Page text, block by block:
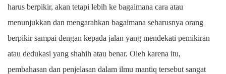
harus berpikir, akan tetapi lebih ke bagaimana cara atau
menunjukkan dan mengarahkan bagaimana seharusnya orang
berpikir sampai dengan kepada jalan yang mendekati pemikiran
atau dedukasi yang shahih atau benar. Oleh karena itu,
pembahasan dan penjelasan dalam ilmu mantiq tersebut sangat